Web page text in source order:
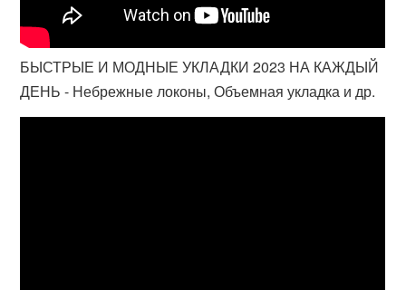
БЫСТРЫЕ И МОДНЫЕ УКЛАДКИ 2023 НА КАЖДЫЙ
ДЕНЬ - Небрежные локоны, Объемная укладка и др.